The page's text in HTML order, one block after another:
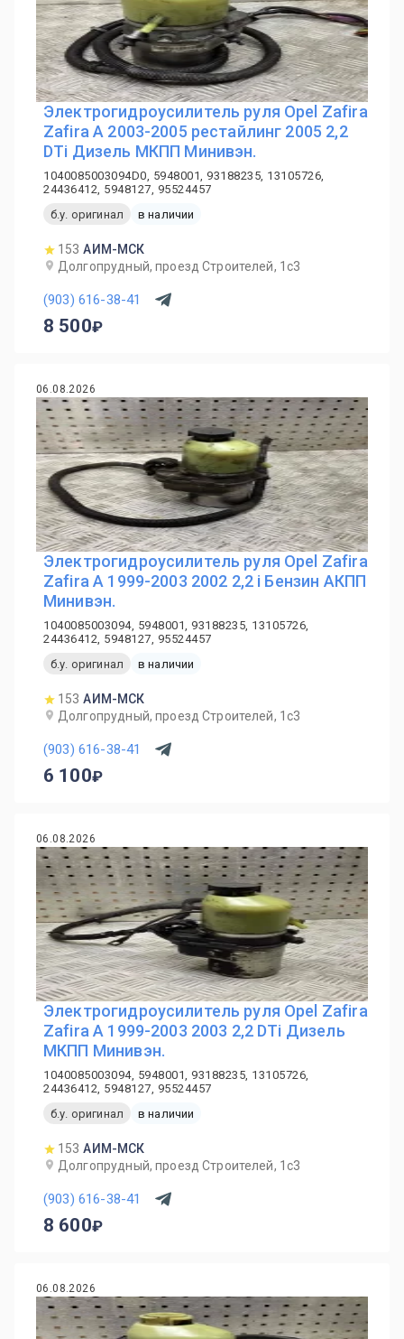
Электрогидроусилитель руля Opel Zafira
Zafira A 2003-2005 рестайлинг 2005 2,2
DTi Дизель МКПП Минивэн.
1040085003094D0, 5948001, 93188235, 13105726,
24436412, 5948127, 95524457
б.у. оригинал
в наличии
153 АИМ-МСК
Долгопрудный, проезд Строителей, 1с3
(903) 616-38-41
8 500
06.08.2026
Электрогидроусилитель руля Opel Zafira
Zafira A 1999-2003 2002 2,2 i Бензин АКПП
Минивэн.
1040085003094, 5948001, 93188235, 13105726,
24436412, 5948127, 95524457
б.у. оригинал
в наличии
153 АИМ-МСК
Долгопрудный, проезд Строителей, 1с3
(903) 616-38-41
6 100
06.08.2026
Электрогидроусилитель руля Opel Zafira
Zafira A 1999-2003 2003 2,2 DTi Дизель
МКПП Минивэн.
1040085003094, 5948001, 93188235, 13105726,
24436412, 5948127, 95524457
б.у. оригинал
в наличии
153 АИМ-МСК
Долгопрудный, проезд Строителей, 1с3
(903) 616-38-41
8 600
06.08.2026